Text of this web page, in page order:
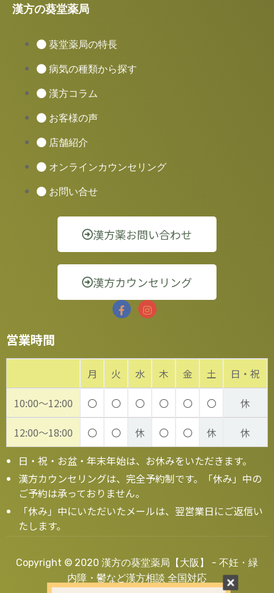
漢方の葵堂薬局
葵堂薬局の特長
病気の種類から探す
漢方コラム
お客様の声
店舗紹介
オンラインカウンセリング
お問い合せ
漢方薬お問い合わせ
漢方カウンセリング
営業時間
月 火 水 木 金 土
日・祝
10:00～12:00
〇 〇 〇 〇 〇 〇
休
12:00～18:00
〇 〇 休 〇 〇 休
休
日・祝・お盆・年末年始は、お休みをいただきます。
漢方カウンセリングは、完全予約制です。「休み」中の
ご予約は承っておりません。
「休み」中にいただいたメールは、翌営業日にご返信い
たします。
Copyright © 2020 漢方の葵堂薬局【大阪】 - 不妊・緑
内障・鬱など漢方相談 全国対応